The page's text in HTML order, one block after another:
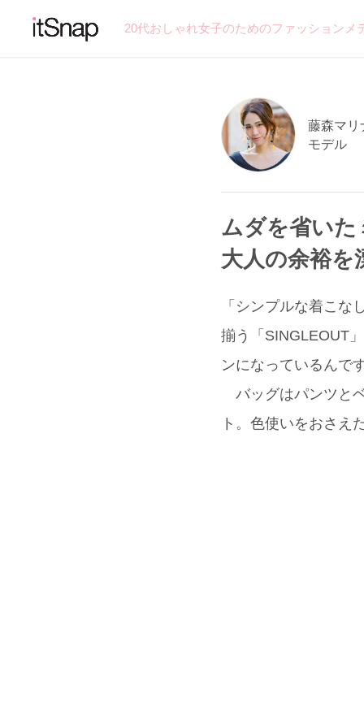
20代おしゃれ女子のためのファッション
藤森マリ
モデル
ムダを省い
大人の余裕を
「シンプルな着こな
揃う「SINGLEOUT
ンになっているん
バッグはパンツと
ト。色使いをおさえ